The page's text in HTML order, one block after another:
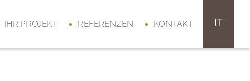
IHR PROJEKT REFERENZEN KONTAKT IT